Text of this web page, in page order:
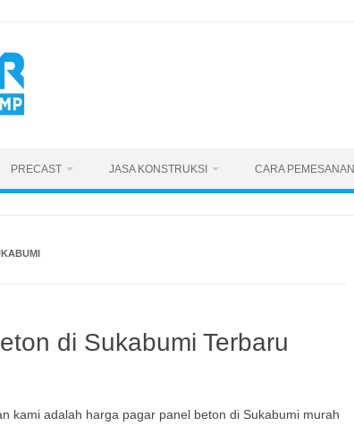
PRECAST JASA KONSTRUKSI CARA PEMESANAN
di Sukabumi Terbaru
kami adalah harga pagar panel beton di Sukabumi murah